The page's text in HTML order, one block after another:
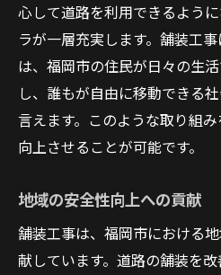
心して道路を利用できるよう
ラが一層充実します。舗装工
は、福岡市の住民が日々の生
し、誰もが自由に移動できる
言えます。このような取り組
向上させることが可能です。
地域の安全性向上への貢献
舗装工事は、福岡市における
献しています。道路の舗装を